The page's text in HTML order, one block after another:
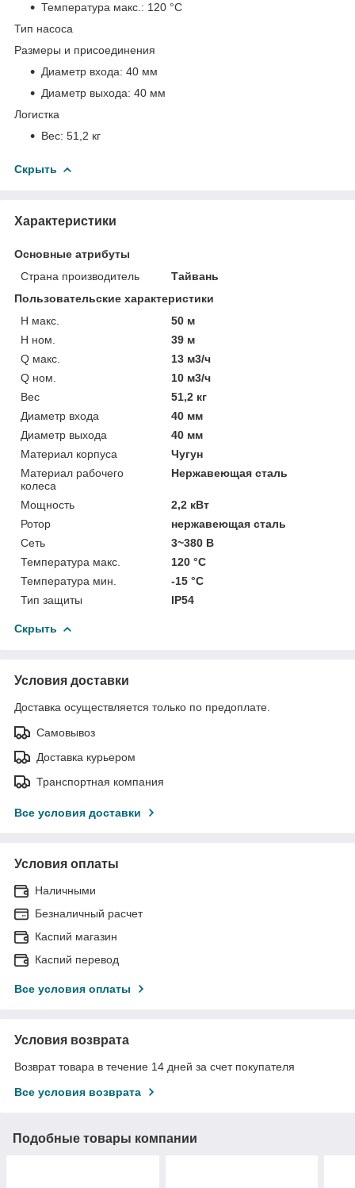
Температура макс.: 120 °С
Тип насоса
Размеры и присоединения
Диаметр входа: 40 мм
Диаметр выхода: 40 мм
Логистка
Вес: 51,2 кг
Скрыть
Характеристики
Основные атрибуты
Страна производитель
Тайвань
Пользовательские характеристики
H макс.
50 м
H ном.
39 м
Q макс.
13 м3/ч
Q ном.
10 м3/ч
Вес
51,2 кг
Диаметр входа
40 мм
Диаметр выхода
40 мм
Материал корпуса
Чугун
Материал рабочего
колеса
Нержавеющая сталь
Мощность
2,2 кВт
Ротор
нержавеющая сталь
Сеть
3~380 В
Температура макс.
120 °С
Температура мин.
-15 °С
Тип защиты
IP54
Скрыть
Условия доставки
Доставка осуществляется только по предоплате.
Самовывоз
Доставка курьером
Транспортная компания
Все условия доставки
Условия оплаты
Наличными
Безналичный расчет
Каспий магазин
Каспий перевод
Все условия оплаты
Условия возврата
Возврат товара в течение 14 дней за счет покупателя
Все условия возврата
Подобные товары компании